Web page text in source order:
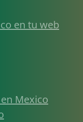
en tu web
Mexico